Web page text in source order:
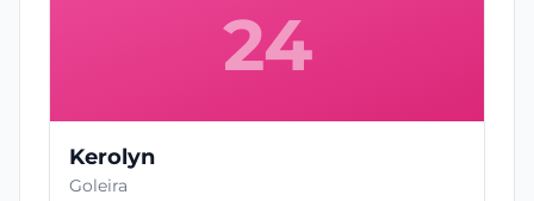
24
Kerolyn
Goleira